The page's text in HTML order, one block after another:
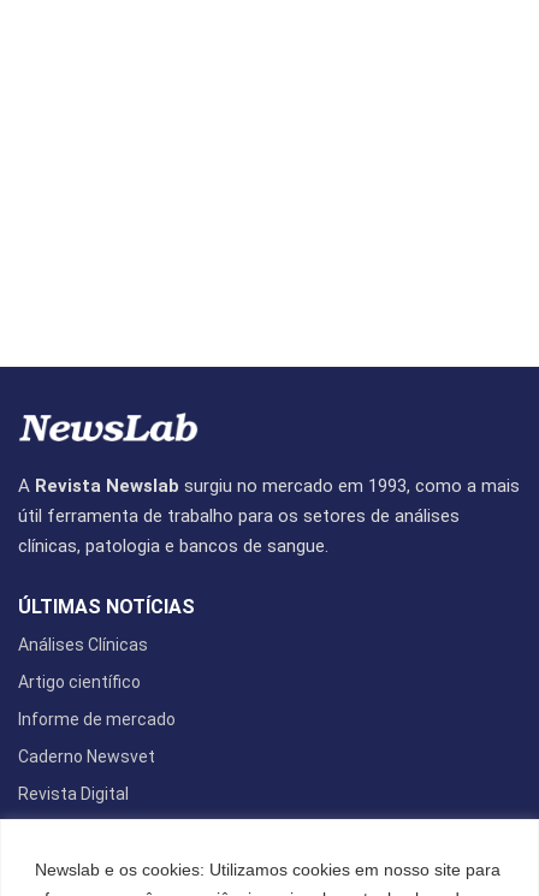
Newslab e os cookies: Utilizamos cookies em nosso site para
A Revista Newslab surgiu no mercado em 1993, como a mais
útil ferramenta de trabalho para os setores de análises
clínicas, patologia e bancos de sangue.
ÚLTIMAS NOTÍCIAS
Análises Clínicas
Artigo científico
Informe de mercado
Caderno Newsvet
Revista Digital